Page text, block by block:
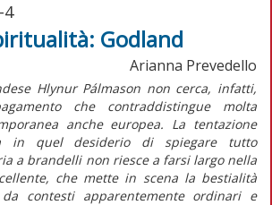
4
Godland
Arianna Prevedello
Hlynur Pálmason non cerca, infatti,
che contraddistingue molta
anche europea. La tentazione
in quel desiderio di spiegare tutto
a brandelli non riesce a farsi largo nella
che mette in scena la bestialità
contesti apparentemente ordinari e